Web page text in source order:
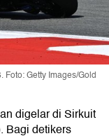
Getty Images/Gold
digelar di Sirkuit
Bagi detikers